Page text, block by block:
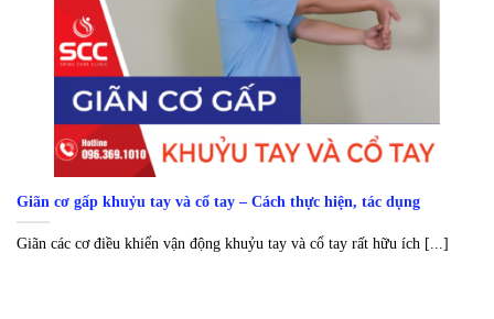
Giãn cơ gấp khuỷu tay và cổ tay – Cách thực hiện, tác dụng
Giãn các cơ điều khiển vận động khuỷu tay và cổ tay rất hữu ích [...]